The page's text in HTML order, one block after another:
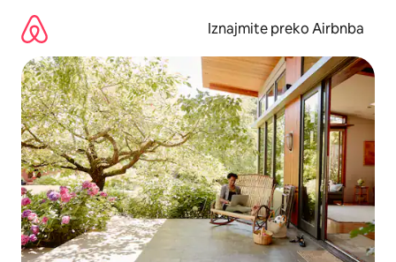
sadržaj
Iznajmite preko Airbnba